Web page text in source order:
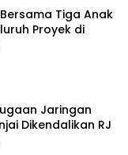
Tiga Anak
Proyek di
Jaringan
Dikendalikan RJ